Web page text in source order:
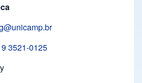
3521-0125